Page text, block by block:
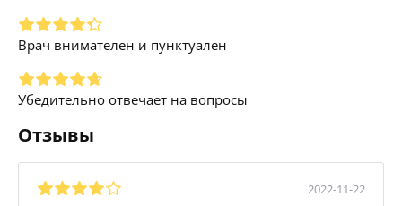
Врач внимателен и пунктуален
Убедительно отвечает на вопросы
Отзывы
2022-11-22